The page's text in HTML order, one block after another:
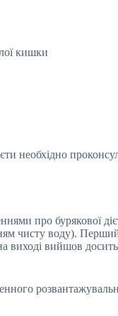
кишки
необхідно
про бурякової
чисту воду).
виході вийшов